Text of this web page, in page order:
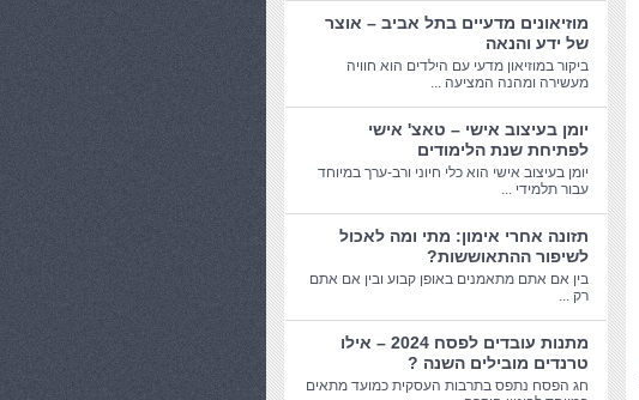
מוזיאונים מדעיים בתל אביב – אוצר
של ידע והנאה
ביקור במוזיאון מדעי עם הילדים הוא חוויה
מעשירה ומהנה המציעה ...
יומן בעיצוב אישי – טאצ' אישי
לפתיחת שנת הלימודים
יומן בעיצוב אישי הוא כלי חיוני ורב-ערך במיוחד
עבור תלמידי ...
תזונה אחרי אימון: מתי ומה לאכול
לשיפור ההתאוששות?
בין אם אתם מתאמנים באופן קבוע ובין אם אתם
רק ...
מתנות עובדים לפסח 2024 – אילו
טרנדים מובילים השנה ?
חג הפסח נתפס בתרבות העסקית כמועד מתאים